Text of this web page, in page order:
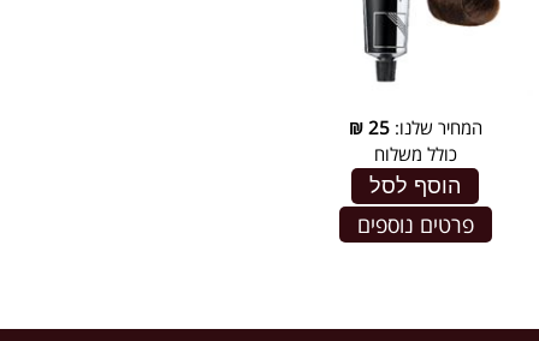
המחיר שלנו:25
₪
כולל משלוח
הוסף לסל
פרטים נוספים